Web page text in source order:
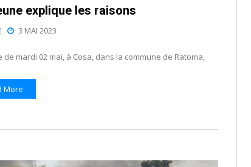
explique les raisons
3 MAI 2023
mardi 02 mai, à Cosa, dans la commune de Ratoma,
More